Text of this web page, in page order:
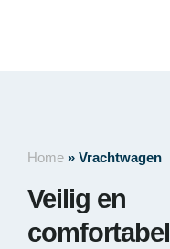
Home » Vrachtwagen
Veilig en
comfortabel